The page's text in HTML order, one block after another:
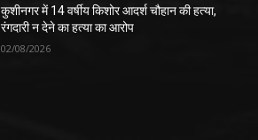
कुशीनगर में 14 वर्षीय किशोर आदर्श चौहान की हत्या,
रंगदारी न देने का हत्या का आरोप
02/08/2026